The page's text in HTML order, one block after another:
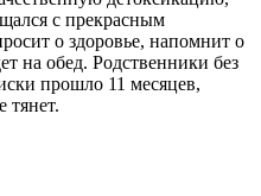
с прекрасным
о здоровье, напомнит о
на обед. Родственники без
прошло 11 месяцев,
тянет.